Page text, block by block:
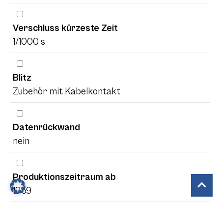
Verschluss kürzeste Zeit
1/1000 s
Blitz
Zubehör mit Kabelkontakt
Datenrückwand
nein
Produktionszeitraum ab
1959